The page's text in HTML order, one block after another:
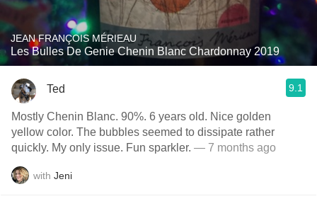
JEAN FRANÇOIS MÉRIEAU
Les Bulles De Genie Chenin Blanc Chardonnay 2019
Ted 9.1
Mostly Chenin Blanc. 90%. 6 years old. Nice golden
yellow color. The bubbles seemed to dissipate rather
quickly. My only issue. Fun sparkler. — 7 months ago
with Jeni